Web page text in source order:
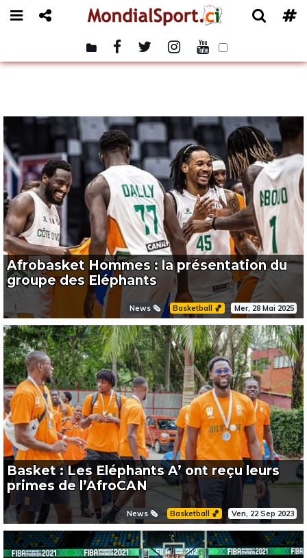
Afrobasket Hommes : la présentation du
groupe des Eléphants
News 🗞️ Basketball 🏀 Mer, 28 Mai 2025
Basket : Les Eléphants A’ ont reçu leurs
primes de l’AfroCAN
News 🗞️ Basketball 🏀 Ven, 22 Sep 2023